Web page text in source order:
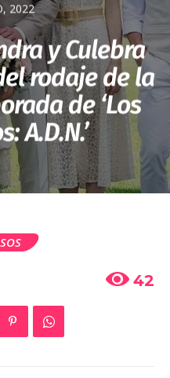
2022
y Culebra
rodaje de la
de ‘Los
A.D.N.’
42